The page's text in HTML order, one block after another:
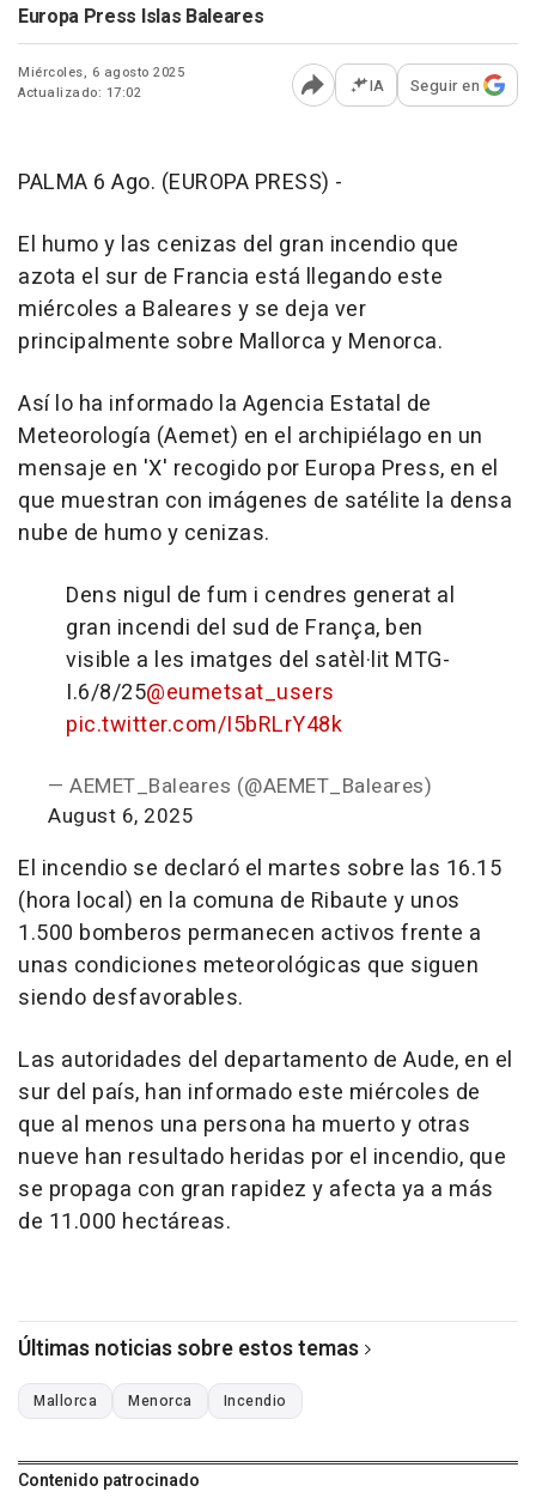
Europa Press Islas Baleares
Miércoles, 6 agosto 2025
Actualizado: 17:02
Abrir opciones para
IA Seguir en
PALMA 6 Ago. (EUROPA PRESS) -
El humo y las cenizas del gran incendio que
azota el sur de Francia está llegando este
miércoles a Baleares y se deja ver
principalmente sobre Mallorca y Menorca.
Así lo ha informado la Agencia Estatal de
Meteorología (Aemet) en el archipiélago en un
mensaje en 'X' recogido por Europa Press, en el
que muestran con imágenes de satélite la densa
nube de humo y cenizas.
Dens nigul de fum i cendres generat al
gran incendi del sud de França, ben
visible a les imatges del satèl·lit MTG-
I.6/8/25@eumetsat_users
pic.twitter.com/I5bRLrY48k
— AEMET_Baleares (@AEMET_Baleares)
August 6, 2025
El incendio se declaró el martes sobre las 16.15
(hora local) en la comuna de Ribaute y unos
1.500 bomberos permanecen activos frente a
unas condiciones meteorológicas que siguen
siendo desfavorables.
Las autoridades del departamento de Aude, en el
sur del país, han informado este miércoles de
que al menos una persona ha muerto y otras
nueve han resultado heridas por el incendio, que
se propaga con gran rapidez y afecta ya a más
de 11.000 hectáreas.
Últimas noticias sobre estos temas
Mallorca Menorca Incendio
Contenido patrocinado